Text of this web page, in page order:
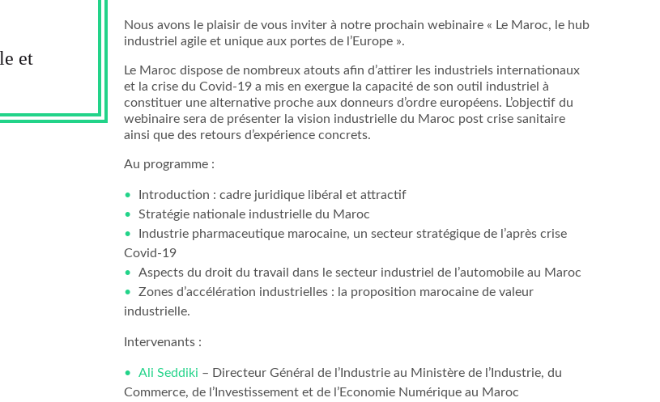
et
Nous avons le plaisir de vous inviter à notre prochain webinaire « Le Maroc, le hub
industriel agile et unique aux portes de l’Europe ».
Le Maroc dispose de nombreux atouts afin d’attirer les industriels internationaux
et la crise du Covid-19 a mis en exergue la capacité de son outil industriel à
constituer une alternative proche aux donneurs d’ordre européens. L’objectif du
webinaire sera de présenter la vision industrielle du Maroc post crise sanitaire
ainsi que des retours d’expérience concrets.
Au programme :
Introduction : cadre juridique libéral et attractif
Stratégie nationale industrielle du Maroc
Industrie pharmaceutique marocaine, un secteur stratégique de l’après crise
Covid-19
Aspects du droit du travail dans le secteur industriel de l’automobile au Maroc
Zones d’accélération industrielles : la proposition marocaine de valeur
industrielle.
Intervenants :
Ali Seddiki – Directeur Général de l’Industrie au Ministère de l’Industrie, du
Commerce, de l’Investissement et de l’Economie Numérique au Maroc